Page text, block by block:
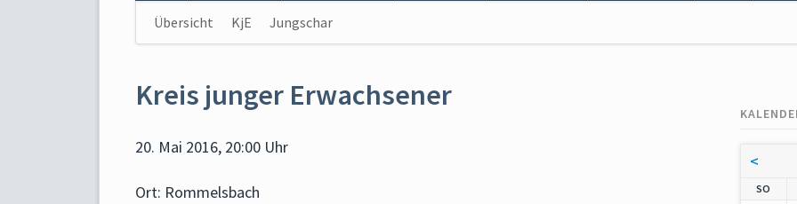
Navigation
überspringen
Übersicht KjE Jungschar
Kreis junger Erwachsener
20. Mai 2016, 20:00 Uhr
Ort: Rommelsbach
<
SO